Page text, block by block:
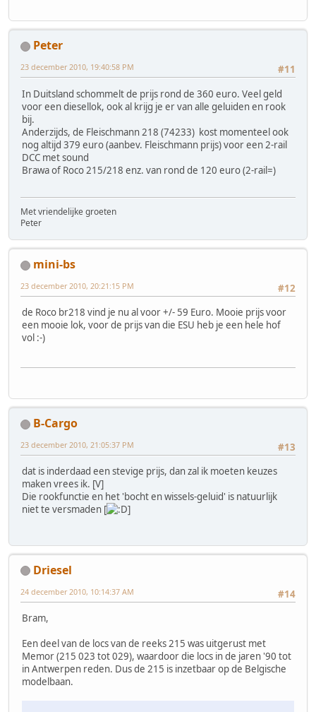
Peter
#11
23 december 2010, 19:40:58 PM
In Duitsland schommelt de prijs rond de 360 euro. Veel geld
voor een diesellok, ook al krijg je er van alle geluiden en rook
bij.
Anderzijds, de Fleischmann 218 (74233) kost momenteel ook
nog altijd 379 euro (aanbev. Fleischmann prijs) voor een 2-rail
DCC met sound
Brawa of Roco 215/218 enz. van rond de 120 euro (2-rail=)
Met vriendelijke groeten
Peter
mini-bs
#12
23 december 2010, 20:21:15 PM
de Roco br218 vind je nu al voor +/- 59 Euro. Mooie prijs voor
een mooie lok, voor de prijs van die ESU heb je een hele hof
vol :-)
B-Cargo
#13
23 december 2010, 21:05:37 PM
dat is inderdaad een stevige prijs, dan zal ik moeten keuzes
maken vrees ik. [V]
Die rookfunctie en het 'bocht en wissels-geluid' is natuurlijk
niet te versmaden [
]
Driesel
#14
24 december 2010, 10:14:37 AM
Bram,
Een deel van de locs van de reeks 215 was uitgerust met
Memor (215 023 tot 029), waardoor die locs in de jaren '90 tot
in Antwerpen reden. Dus de 215 is inzetbaar op de Belgische
modelbaan.